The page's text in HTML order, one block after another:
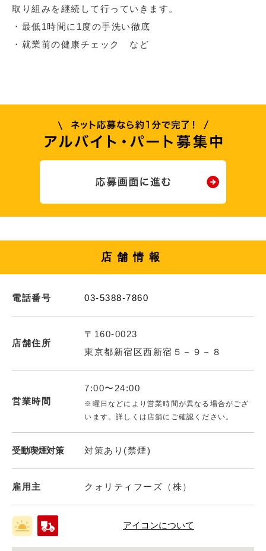
取り組みを継続して行っていきます。
・最低1時間に1度の手洗い徹底
・就業前の健康チェック など
店舗情報
電話番号 03-5388-7860
店舗住所
〒160-0023
東京都新宿区西新宿５－９－８
営業時間
7:00〜24:00
※曜日などにより営業時間が異なる場合がござ
います。詳しくは店舗にご確認ください。
受動喫煙対策 対策あり(禁煙)
雇用主 クォリティフーズ（株）
アイコンについて